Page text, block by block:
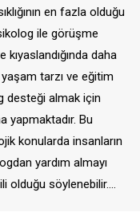
en fazla olduğu
ile görüşme
daha
tarzı ve eğitim
desteği almak için
yapmaktadır. Bu
konularda insanların
yardım almayı
olduğu söylenebilir.…